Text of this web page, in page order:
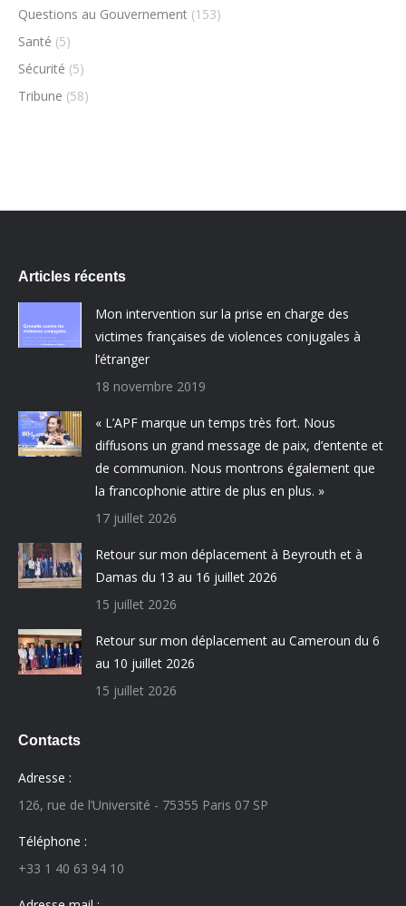
Questions au Gouvernement (153)
Santé (5)
Sécurité (5)
Tribune (58)
Articles récents
Mon intervention sur la prise en charge des
victimes françaises de violences conjugales à
l’étranger
18 novembre 2019
« L’APF marque un temps très fort. Nous
diffusons un grand message de paix, d’entente et
de communion. Nous montrons également que
la francophonie attire de plus en plus. »
17 juillet 2026
Retour sur mon déplacement à Beyrouth et à
Damas du 13 au 16 juillet 2026
15 juillet 2026
Retour sur mon déplacement au Cameroun du 6
au 10 juillet 2026
15 juillet 2026
Contacts
Adresse :
126, rue de l’Université - 75355 Paris 07 SP
Téléphone :
+33 1 40 63 94 10